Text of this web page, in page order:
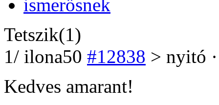
Tetszik(1)
1/ ilona50 #12838 > nyitó
Kedves amarant!